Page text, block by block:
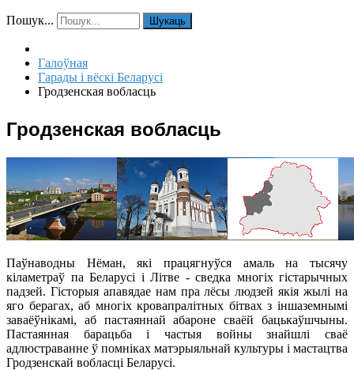
Пошук... Шукаць
Галоўная
Гарады і вёскі Беларусі
Гродзенская вобласць
Гродзенская вобласць
Паўнаводны Нёман, які працягнуўся амаль на тысячу
кіламетраў па Беларусі і Літве - сведка многіх гістарычных
падзей. Гісторыя апавядае нам пра лёсы людзей якія жылі на
яго берагах, аб многіх кровапралітных бітвах з іншаземнымі
заваёўнікамі, аб пастаяннай абароне сваёй бацькаўшчыны.
Пастаянная барацьба і частыя войны знайшлі сваё
адлюстраванне ў помніках матэрыяльнай культуры і мастацтва
Гродзенскай вобласці Беларусі.